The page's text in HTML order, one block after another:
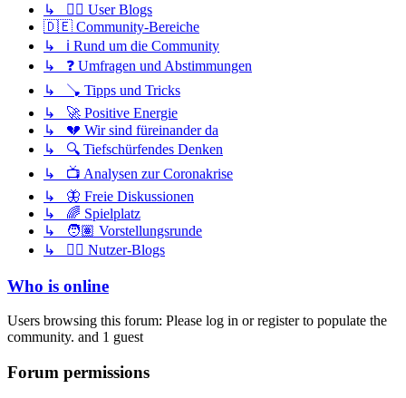
↳ ✍🏽 User Blogs
🇩🇪 Community-Bereiche
↳ ℹ️ Rund um die Community
↳ ❓ Umfragen und Abstimmungen
↳ 🪠 Tipps und Tricks
↳ 🚀 Positive Energie
↳ 💔 Wir sind füreinander da
↳ 🔍 Tiefschürfendes Denken
↳ 📺 Analysen zur Coronakrise
↳ 🦋 Freie Diskussionen
↳ 🌈 Spielplatz
↳ 🧑🏽 Vorstellungsrunde
↳ ✍🏽 Nutzer-Blogs
Who is online
Users browsing this forum: Please log in or register to populate the
community. and 1 guest
Forum permissions